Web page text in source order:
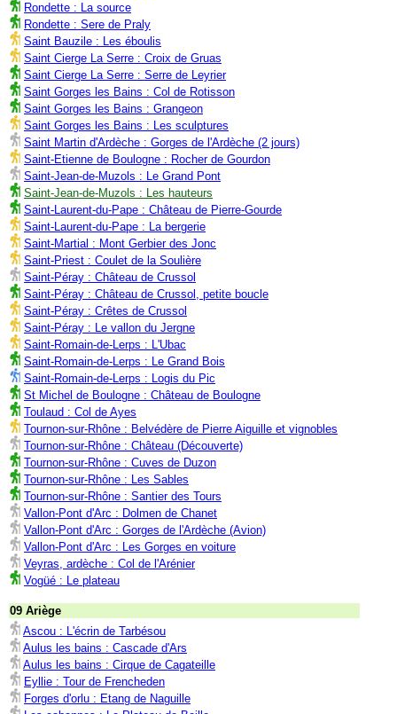
Rondette : La source
Rondette : Sere de Praly
Saint Bauzile : Les éboulis
Saint Cierge La Serre : Croix de Gruas
Saint Cierge La Serre : Serre de Leyrier
Saint Gorges les Bains : Col de Rotisson
Saint Gorges les Bains : Grangeon
Saint Gorges les Bains : Les sculptures
Saint Martin d'Ardèche : Gorges de l'Ardèche (2 jours)
Saint-Etienne de Boulogne : Rocher de Gourdon
Saint-Jean-de-Muzols : Le Grand Pont
Saint-Jean-de-Muzols : Les hauteurs
Saint-Laurent-du-Pape : Château de Pierre-Gourde
Saint-Laurent-du-Pape : La bergerie
Saint-Martial : Mont Gerbier des Jonc
Saint-Priest : Coulet de la Soulière
Saint-Péray : Château de Crussol
Saint-Péray : Château de Crussol, petite boucle
Saint-Péray : Crêtes de Crussol
Saint-Péray : Le vallon du Jergne
Saint-Romain-de-Lerps : L'Ubac
Saint-Romain-de-Lerps : Le Grand Bois
Saint-Romain-de-Lerps : Logis du Pic
St Michel de Boulogne : Château de Boulogne
Toulaud : Col de Ayes
Tournon-sur-Rhône : Belvédère de Pierre Aiguille et vignobles
Tournon-sur-Rhône : Château (Découverte)
Tournon-sur-Rhône : Cuves de Duzon
Tournon-sur-Rhône : Les Sables
Tournon-sur-Rhône : Santier des Tours
Vallon-Pont d'Arc : Dolmen de Chanet
Vallon-Pont d'Arc : Gorges de l'Ardèche (Avion)
Vallon-Pont d'Arc : Les Gorges en voiture
Veyras, ardèche : Col de l'Arénier
Vogüé : Le plateau
09 Ariège
Ascou : L'écrin de Tarbésou
Aulus les bains : Cascade d'Ars
Aulus les bains : Cirque de Cagateille
Eyllie : Tour de Frencheden
Forges d'orlu : Etang de Naguille